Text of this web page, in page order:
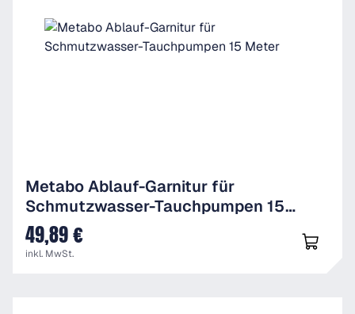
Metabo Ablauf-Garnitur für
Schmutzwasser-Tauchpumpen 15
Meter
UVP
49,89 €
inkl. MwSt.